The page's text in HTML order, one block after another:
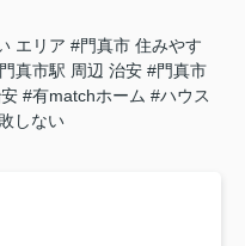
エリア #門真市 住みやす
真市駅 周辺 治安 #門真市
#有matchホーム #ハウス
しない